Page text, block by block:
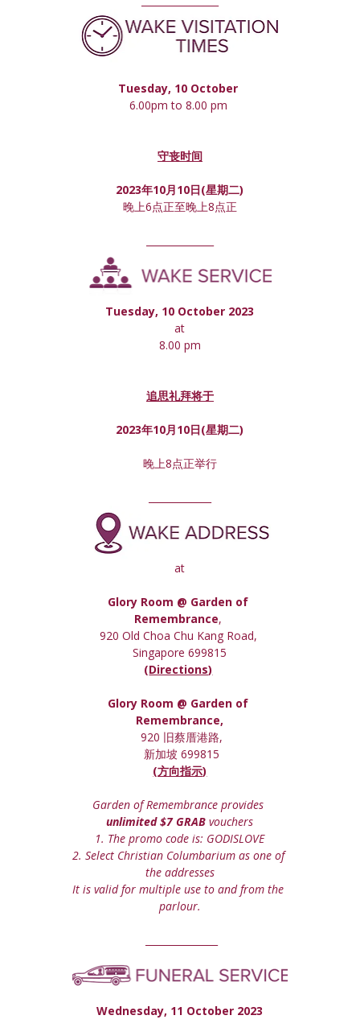
Tuesday, 10 October
6.00pm to 8.00 pm
守丧时间
2023年10月10日(星期二)
晚上6点正至晚上8点正
Tuesday, 10 October 2023
at
8.00 pm
追思礼拜将于
2023年10月10日(星期二)
晚上8点正举行
at
Glory Room @ Garden of
Remembrance,
920 Old Choa Chu Kang Road,
Singapore 699815
(Directions)
Glory Room @ Garden of
Remembrance,
920 旧蔡厝港路,
新加坡 699815
(方向指示)
Garden of Remembrance provides
unlimited $7 GRAB vouchers
1. The promo code is: GODISLOVE
2. Select Christian Columbarium as one of
the addresses
It is valid for multiple use to and from the
parlour.
Wednesday, 11 October 2023